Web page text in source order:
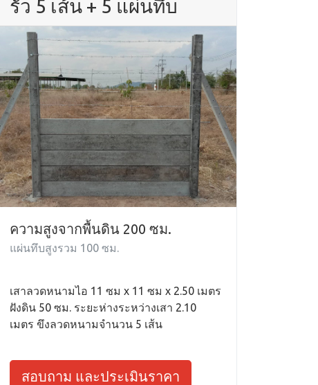
รั้ว 5 เส้น + 5 แผ่นทึบ
ความสูงจากพื้นดิน 200 ซม.
แผ่นทึบสูงรวม 100 ซม.
เสาลวดหนามไอ 11 ซม x 11 ซม x 2.50 เมตร
ฝังดิน 50 ซม. ระยะห่างระหว่างเสา 2.10
เมตร ขึงลวดหนามจำนวน 5 เส้น
สอบถาม และประเมินราคา